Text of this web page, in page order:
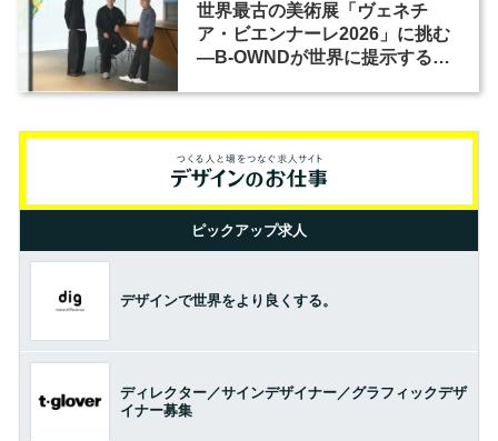
世界最古の美術展「ヴェネチ
ア・ビエンナーレ2026」に挑む
―B-OWNDが世界に提示する美
ピックアップ求人
デザインで世界をより良くする。
ディレクター／サインデザイナー／グラフィックデザ
イナー募集